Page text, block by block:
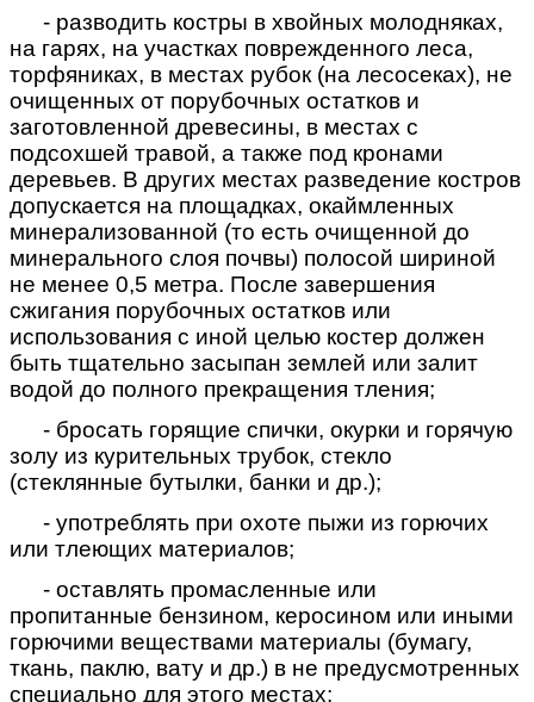
- разводить костры в хвойных молодняках,
на гарях, на участках поврежденного леса,
торфяниках, в местах рубок (на лесосеках), не
очищенных от порубочных остатков и
заготовленной древесины, в местах с
подсохшей травой, а также под кронами
деревьев. В других местах разведение костров
допускается на площадках, окаймленных
минерализованной (то есть очищенной до
минерального слоя почвы) полосой шириной
не менее 0,5 метра. После завершения
сжигания порубочных остатков или
использования с иной целью костер должен
быть тщательно засыпан землей или залит
водой до полного прекращения тления;
- бросать горящие спички, окурки и горячую
золу из курительных трубок, стекло
(стеклянные бутылки, банки и др.);
- употреблять при охоте пыжи из горючих
или тлеющих материалов;
- оставлять промасленные или
пропитанные бензином, керосином или иными
горючими веществами материалы (бумагу,
ткань, паклю, вату и др.) в не предусмотренных
специально для этого местах;